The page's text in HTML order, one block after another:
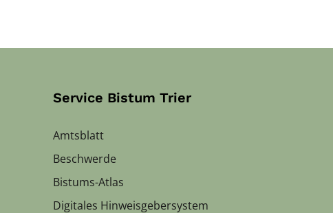
Service Bistum Trier
Amtsblatt
Beschwerde
Bistums-Atlas
Digitales Hinweisgebersystem